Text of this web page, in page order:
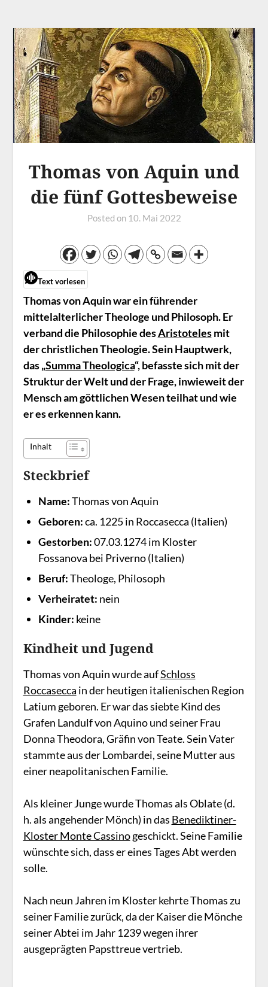
Thomas von Aquin und
die fünf Gottesbeweise
Posted on 10. Mai 2022
Text vorlesen
Thomas von Aquin war ein führender
mittelalterlicher Theologe und Philosoph. Er
verband die Philosophie desAristotelesmit
der christlichen Theologie. Sein Hauptwerk,
das „Summa Theologica“, befasste sich mit der
Struktur der Welt und der Frage, inwieweit der
Mensch am göttlichen Wesen teilhat und wie
er es erkennen kann.
Inhalt
Steckbrief
Name:Thomas von Aquin
Geboren:ca. 1225 in Roccasecca (Italien)
Gestorben:07.03.1274 im Kloster
Fossanova bei Priverno (Italien)
Beruf:Theologe, Philosoph
Verheiratet: nein
Kinder: keine
Kindheit und Jugend
Thomas von Aquin wurde aufSchloss
Roccasecca in der heutigen italienischen Region
Latium geboren. Er war das siebte Kind des
Grafen Landulf von Aquino und seiner Frau
Donna Theodora, Gräfin von Teate. Sein Vater
stammte aus der Lombardei, seine Mutter aus
einer neapolitanischen Familie.
Als kleiner Junge wurde Thomas als Oblate (d.
h. als angehender Mönch) in das Benediktiner-
Kloster Monte Cassinogeschickt. Seine Familie
wünschte sich, dass er eines Tages Abt werden
solle.
Nach neun Jahren im Kloster kehrte Thomas zu
seiner Familie zurück, da der Kaiser die Mönche
seiner Abtei im Jahr 1239 wegen ihrer
ausgeprägten Papsttreue vertrieb.